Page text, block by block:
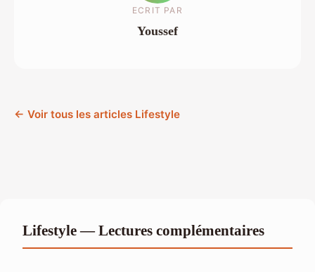
ECRIT PAR
Youssef
← Voir tous les articles Lifestyle
Lifestyle — Lectures complémentaires